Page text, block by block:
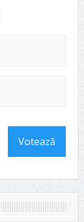
Votează